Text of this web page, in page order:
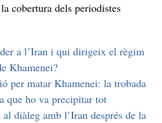
cobertura dels periodistes
a l’Iran i qui dirigeix el règim
Khamenei?
per matar Khamenei: la trobada
que ho va precipitar tot
diàleg amb l’Iran després de la